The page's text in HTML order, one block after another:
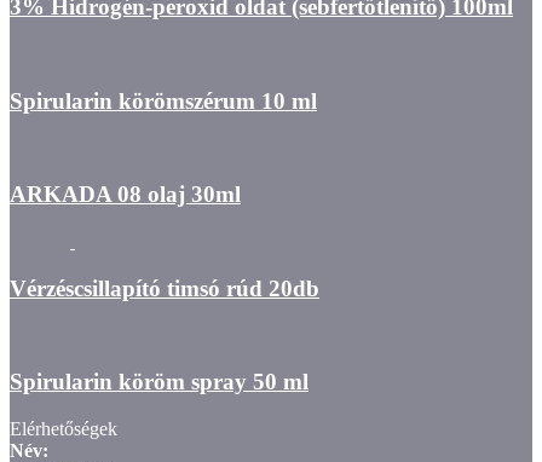
3% Hidrogén-peroxid oldat (sebfertőtlenítő) 100ml
Spirularin körömszérum 10 ml
ARKADA 08 olaj 30ml
Vérzéscsillapító timsó rúd 20db
Spirularin köröm spray 50 ml
Elérhetőségek
Név: